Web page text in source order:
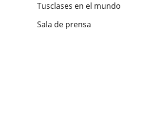
Tusclases en el mundo
Sala de prensa